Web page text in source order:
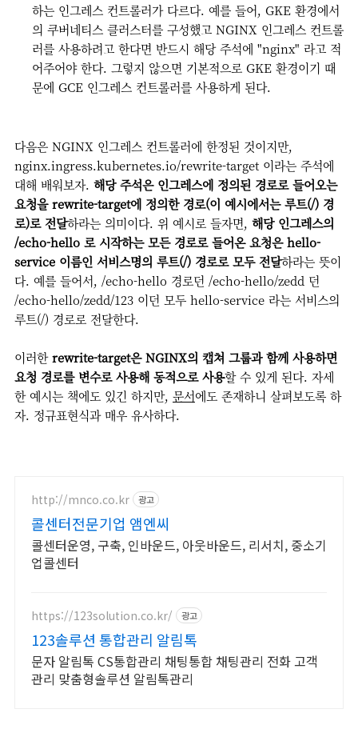
하는 인그레스 컨트롤러가 다르다. 예를 들어, GKE 환경에서
의 쿠버네티스 클러스터를 구성했고 NGINX 인그레스 컨트롤
러를 사용하려고 한다면 반드시 해당 주석에 "nginx" 라고 적
어주어야 한다. 그렇지 않으면 기본적으로 GKE 환경이기 때
문에 GCE 인그레스 컨트롤러를 사용하게 된다.
다음은 NGINX 인그레스 컨트롤러에 한정된 것이지만,
nginx.ingress.kubernetes.io/rewrite-target 이라는 주석에
대해 배워보자. 해당 주석은 인그레스에 정의된 경로로 들어오는
요청을 rewrite-target에 정의한 경로(이 예시에서는 루트(/) 경
로)로 전달하라는 의미이다. 위 예시로 들자면, 해당 인그레스의
/echo-hello 로 시작하는 모든 경로로 들어온 요청은 hello-
service 이름인 서비스명의 루트(/) 경로로 모두 전달하라는 뜻이
다. 예를 들어서, /echo-hello 경로던 /echo-hello/zedd 던
/echo-hello/zedd/123 이던 모두 hello-service 라는 서비스의
루트(/) 경로로 전달한다.
이러한rewrite-target은 NGINX의 캡쳐 그룹과 함께 사용하면
요청 경로를 변수로 사용해 동적으로 사용할 수 있게 된다. 자세
한 예시는 책에도 있긴 하지만, 문서에도 존재하니 살펴보도록 하
자. 정규표현식과 매우 유사하다.
http://mnco.co.kr 광고
콜센터전문기업 앰엔씨
콜센터운영, 구축, 인바운드, 아웃바운드, 리서치, 중소기
업콜센터
https://123solution.co.kr/ 광고
123솔루션 통합관리 알림톡
문자 알림톡 CS통합관리 채팅통합 채팅관리 전화 고객
관리 맞춤형솔루션 알림톡관리